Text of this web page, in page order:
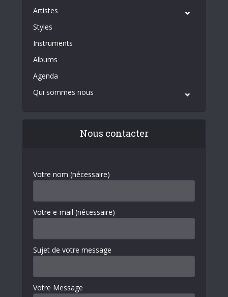
Artistes
Styles
Instruments
Albums
Agenda
Qui sommes nous
Nous contacter
Votre nom (nécessaire)
Votre e-mail (nécessaire)
Sujet de votre message
Votre Message